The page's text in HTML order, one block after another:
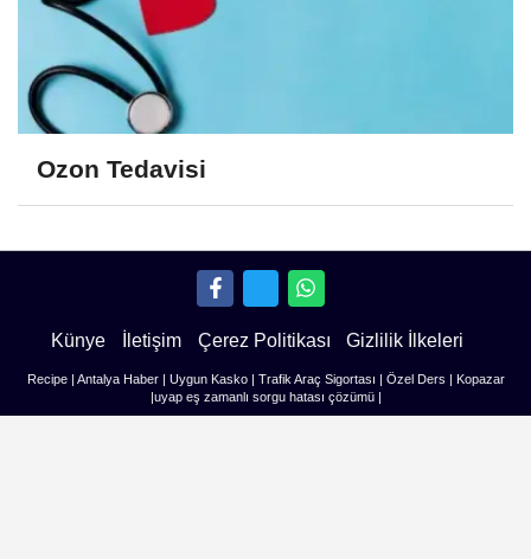
Ozon Tedavisi
Künye İletişim Çerez Politikası Gizlilik İlkeleri
Recipe| Antalya Haber| Uygun Kasko| Trafik Araç Sigortası Özel Ders
Kopazar
uyap eş zamanlı sorgu hatası çözümü|